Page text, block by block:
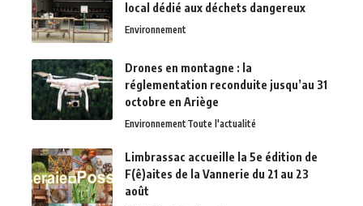
local dédié aux déchets dangereux
Environnement
Drones en montagne : la
réglementation reconduite jusqu’au 31
octobre en Ariège
EnvironnementToute l'actualité
Limbrassac accueille la 5e édition de
F(ê)aites de la Vannerie du 21 au 23
août